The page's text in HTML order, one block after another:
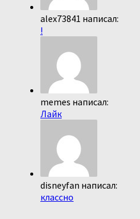
alex73841 написал:
!
memes написал:
Лайк
disneyfan написал:
классно